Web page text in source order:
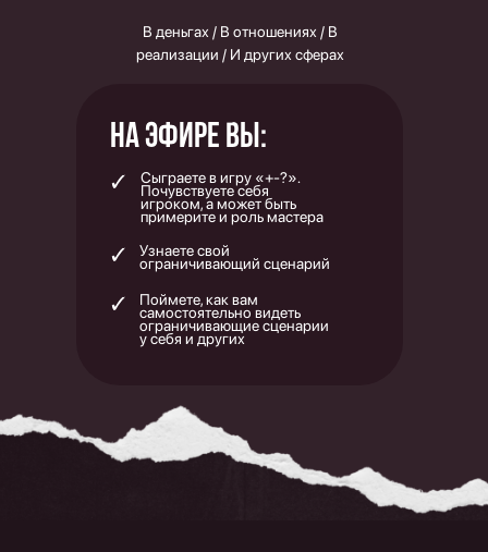
Сыграете в игру «+-?».
Почувствуете себя
игроком, а может быть
примерите и роль мастера
Узнаете свой
ограничивающий сценарий
Поймете, как вам
самостоятельно видеть
ограничивающие сценарии
у себя и других
На эфире ВЫ:
В деньгах / В отношениях / В
реализации / И других сферах